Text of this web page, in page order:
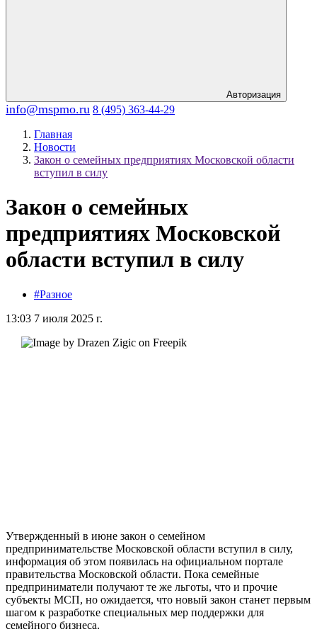
Авторизация
info@mspmo.ru 8 (495) 363-44-29
Главная
Новости
Закон о семейных предприятиях Московской области
вступил в силу
Закон о семейных
предприятиях Московской
области вступил в силу
#Разное
13:03 7 июля 2025 г.
Утвержденный в июне закон о семейном
предпринимательстве Московской области вступил в силу,
информация об этом появилась на официальном портале
правительства Московской области. Пока семейные
предприниматели получают те же льготы, что и прочие
субъекты МСП, но ожидается, что новый закон станет первым
шагом к разработке специальных мер поддержки для
семейного бизнеса.